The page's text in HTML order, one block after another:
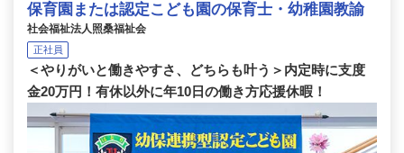
保育園または認定こども園の保育士・幼稚園教諭
社会福祉法人照桑福祉会
正社員
＜やりがいと働きやすさ、どちらも叶う＞内定時に支度
金20万円！有休以外に年10日の働き方応援休暇！